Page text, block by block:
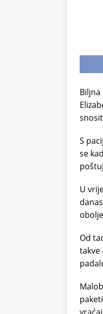
Biljna
S
se
U
Od
takve